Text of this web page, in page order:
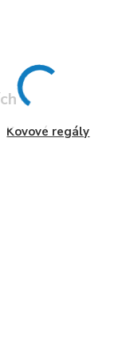
Kovové regály